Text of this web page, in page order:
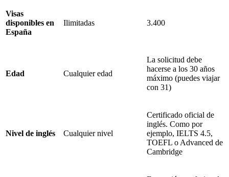
Visas
disponibles en
España
Ilimitadas 3.400
Edad Cualquier edad
La solicitud debe
hacerse a los 30 años
máximo (puedes viajar
con 31)
Nivel de inglés Cualquier nivel
Certificado oficial de
inglés. Como por
ejemplo, IELTS 4.5,
TOEFL o Advanced de
Cambridge